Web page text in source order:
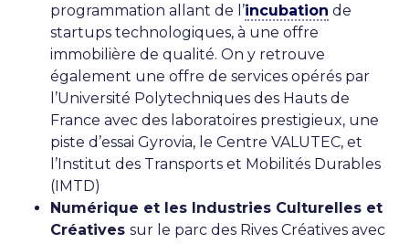
programmation allant de l’incubation de
startups technologiques, à une offre
immobilière de qualité. On y retrouve
également une offre de services opérés par
l’Université Polytechniques des Hauts de
France avec des laboratoires prestigieux, une
piste d’essai Gyrovia, le Centre VALUTEC, et
l’Institut des Transports et Mobilités Durables
(IMTD)
Numérique et les Industries Culturelles et
Créatives sur le parc des Rives Créatives avec